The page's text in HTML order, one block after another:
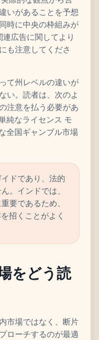
いがあることを予想
時に中央の枠組みが
広告に関してより
も注意してくださ
て州レベルの違いが
い。読者は、次のよ
注意を払う必要があ
純なライセンス モ
全国ギャンブル市場
ドであり、法的
。インドでは、
要であるため、
招くことがよく
をどう読
市場ではなく、断片
ローチするのが最適